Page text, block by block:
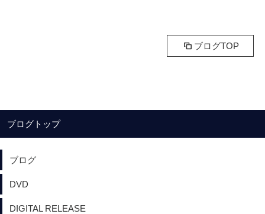
ブログTOP
ブログトップ
ブログ
DVD
DIGITAL RELEASE